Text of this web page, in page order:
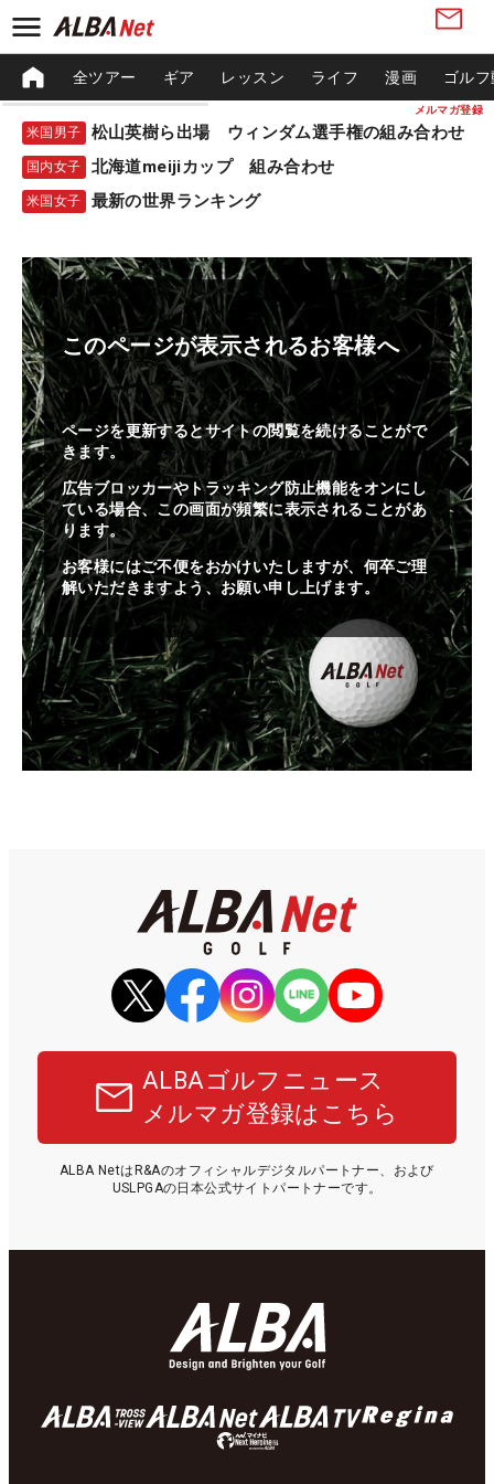
メルマガ登録
全ツアー ギア レッスン ライフ 漫画 ゴル
米国男子 松山英樹ら出場 ウィンダム選手権の組み合わせ
国内女子 北海道meijiカップ 組み合わせ
米国女子 最新の世界ランキング
このページが表示されるお客様へ
ページを更新するとサイトの閲覧を続けることがで
きます。
広告ブロッカーやトラッキング防止機能をオンにし
ている場合、この画面が頻繁に表示されることがあ
ります。
お客様にはご不便をおかけいたしますが、何卒ご理
解いただきますよう、お願い申し上げます。
ALBAゴルフニュース
メルマガ登録はこちら
ALBA NetはR&Aのオフィシャルデジタルパートナー、および
USLPGAの日本公式サイトパートナーです。